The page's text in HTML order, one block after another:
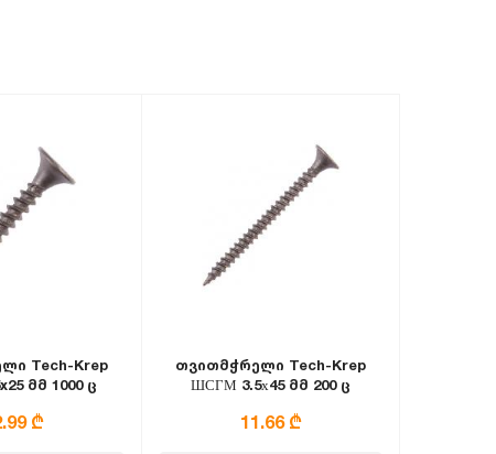
Tech-Krep
მმ 1000 ც
₾
თვითმჭრელი Tech-Krep
ШСГМ 3.5х45 მმ 200 ც
11.66 ₾